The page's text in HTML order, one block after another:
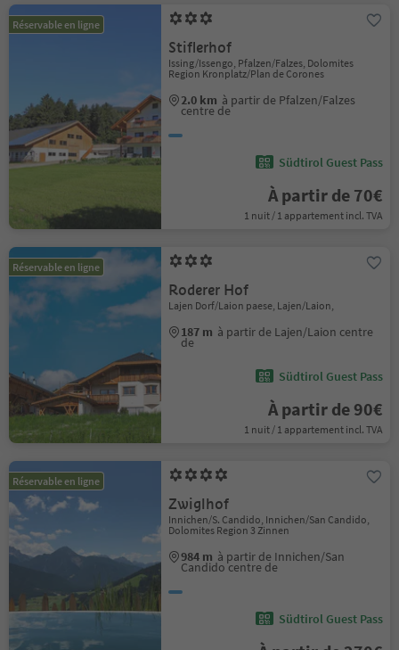
Réservable en ligne
Stiflerhof
Issing/Issengo, Pfalzen/Falzes, Dolomites
Region Kronplatz/Plan de Corones
2.0 km à partir de Pfalzen/Falzes
centre de
Südtirol Guest Pass
À partir de 70€
1 nuit / 1 appartement incl. TVA
Réservable en ligne
Roderer Hof
Lajen Dorf/Laion paese, Lajen/Laion,
187 m à partir de Lajen/Laion centre
de
Südtirol Guest Pass
À partir de 90€
1 nuit / 1 appartement incl. TVA
Réservable en ligne
Zwiglhof
Innichen/S. Candido, Innichen/San Candido,
Dolomites Region 3 Zinnen
984 m à partir de Innichen/San
Candido centre de
Südtirol Guest Pass